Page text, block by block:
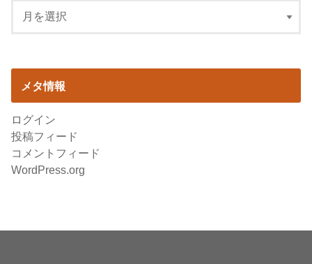
メタ情報
ログイン
投稿フィード
コメントフィード
WordPress.org